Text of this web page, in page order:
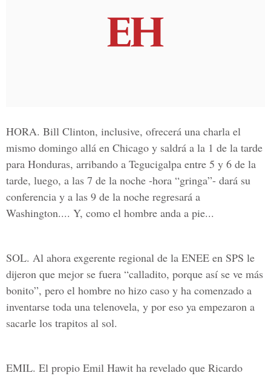
HORA. Bill Clinton, inclusive, ofrecerá una charla el
mismo domingo allá en Chicago y saldrá a la 1 de la tarde
para Honduras, arribando a Tegucigalpa entre 5 y 6 de la
tarde, luego, a las 7 de la noche -hora “gringa”- dará su
conferencia y a las 9 de la noche regresará a
Washington.... Y, como el hombre anda a pie...
SOL. Al ahora exgerente regional de la ENEE en SPS le
dijeron que mejor se fuera “calladito, porque así se ve más
bonito”, pero el hombre no hizo caso y ha comenzado a
inventarse toda una telenovela, y por eso ya empezaron a
sacarle los trapitos al sol.
EMIL. El propio Emil Hawit ha revelado que Ricardo